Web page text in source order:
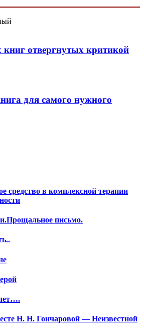
отвергнутых критикой
для самого нужного
средство в комплексной терапии
письмо.
Н. Н. Гончаровой — Неизвестной